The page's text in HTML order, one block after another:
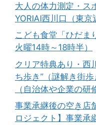
大人の体力測定・ス
YORIAI西川口（東京
こども食堂「ひだま
火曜14時～18時半）
クリア特典あり・西
ち歩き”（謎解き街
（自治体や企業の研
事業承継後の空き店
ロジェクト】事業承